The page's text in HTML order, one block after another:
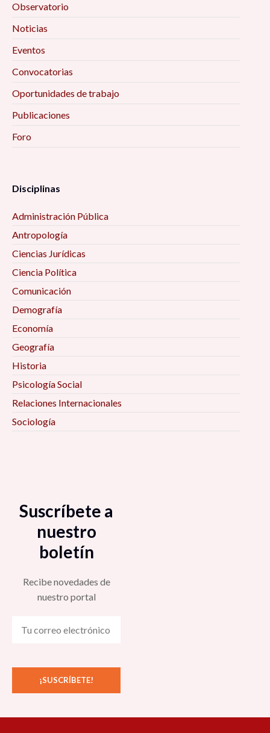
Observatorio
Noticias
Eventos
Convocatorias
Oportunidades de trabajo
Publicaciones
Foro
Disciplinas
Administración Pública
Antropología
Ciencias Jurídicas
Ciencia Política
Comunicación
Demografía
Economía
Geografía
Historia
Psicología Social
Relaciones Internacionales
Sociología
Suscríbete a
nuestro
boletín
Recibe novedades de
nuestro portal